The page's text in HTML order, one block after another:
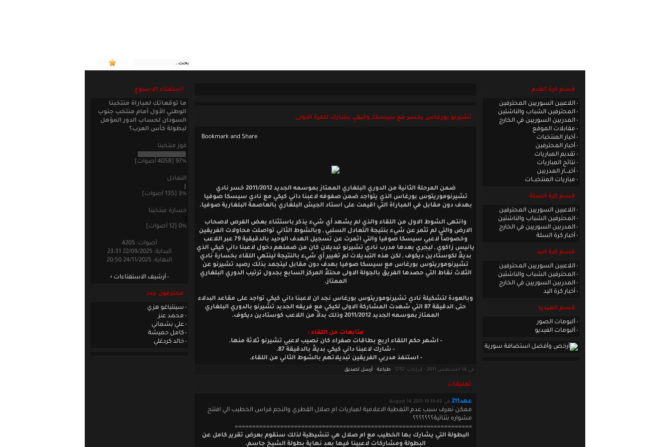
قسم كرة القدم
اللاعبين السوريين المحترفين
المحترفين الشباب والناشئين
المدربين السوريين في الخارج
مقابلات الموقع
أخبار المنتخبات
أخبار المحترفين
تقديم المباريات
نتائج المباريات
أخبـــار المدربين
مباريات المنتخبــات
قسم كرة السلة
اللاعبين السوريين المحترفين
المحترفين الشباب والناشئين
المدربين السوريين في الخارج
أخبار كرة السلة
قسم كرة اليد
اللاعبين السوريين المحترفين
المحترفين الشباب والناشئين
المدربين السوريين في الخارج
أخبار كرة اليد
قسم الميديا
ألبومات الصور
ألبومات الفيديو
تشيرنو بورغاس يخسر مع سيسكا, وكيكي يشارك للمرة الاولى.
ضمن المرحلة الثانية من الدوري البلغاري الممتاز بموسمه الجديد 2011/2012 خسر نادي
تشيرنوموريتوس بورغاس الذي يتواجد ضمن صفوفه لاعبنا داني كيكي مع نادي سيسكا صوفيا
بهدف دون مقابل في المباراة التي اقيمت على استاد الجيش البلغاري بالعاصمة البلغارية صوفيا.
وانتهى الشوط الاول من اللقاء والذي لم يشهد أي شيء يذكر باستثناء بعض الفرص لاصحاب
الارض والتي لم تثمر عن شيء بنتيجة التعادل السلبي , وبالشوط الثاني تواصلت محاولات الفريقين
وخصوصاً لاعبي سيسكا صوفيا والتي اثمرت عن تسجيل الهدف الوحيد بالدقيقية 79 عبر اللاعب
يانيس زاكوي , ليجري بعدها مدرب نادي تشيرنو تبديلان كان من ضمنهم دخول لاعبنا داني كيكي الذي
بديلاً لكوستادين ديكوف , لكن هذه التبديلات لم تغيير أي شيء بالنتيجة لينتهي اللقاء بخسارة نادي
تشيرنوموريتوس بورغاس مع سيسكا صوفيا بهدف دون مقابل ليتجمد بذلك رصيد تشيرنو عن
الثلاث نقاط التي حصدها الفريق بالجولة الاولى محتلاً المركز السابع بجدول ترتيب الدوري البلغاري
الممتاز.
وبالعودة لتشكيلة نادي تشيرنوموريتوس بورغاس نجد ان لاعبنا داني كيكي تواجد على مقاعد البدلاء
حتى الدقيقة 87 التي شهدت المشاركة الاولى لكيكي مع فريقه الجديد تشيرنو بالدوري البلغاري
الممتاز بموسمه الجديد 2011/2012 وذلك بدلاً من اللاعب كوستادين ديكوف.
متابعات من اللقاء :
- اشهر حكم اللقاء اربع بطاقات صفراء كان نصيب لاعبي تشيرنو ثلاثة منها.
- شارك لاعبنا داني كيكي بديلاً بالدقيقة 87.
- استنفذ مدربي الفريقين تبديلاتهم بالشوط الثاني من اللقاء.
في 14 أغسطس 2011 · قراءات: 5757 · طباعة أرسل لصديق
تعليقات
عهد211 في August 14 2011 19:19:49
ممكن نعرف سبب عدم التغطية الاعلامية لمباريات ام صلال القطري والنجم فراس الخطيب الي افتتح
مشواره بثنائية؟؟؟؟؟؟؟
====================================================================
البطولة التي يشارك بها الخطيب مع ام صلال هي تنشيطية لذلك سنقوم بعرض تقرير كامل عن
البطولة ومشاركات لاعبينا فيها بعد نهاية بطولة الشيخ جاسم.
استفتاء الاسبوع
ما توقعاتك لمباراة منتخبنا
الوطني الأول أمام منتخب جنوب
السودان لحساب الدور المؤهل
لبطولة كأس العرب؟
فوز منتخبنا
97% [4058 أصوات]
التعادل
3% [135 أصوات]
خسارة منتخبنا
0% [12 أصوات]
أصوات: 4205
البداية: 22/09/2025 23:31
النهاية: 24/11/2025 20:50
أرشيف الاستفتاءات
محترفون جدد
سينتياغو هزي
محمد عنز
علي بشماني
كامل حميشة
خالد كردغلي